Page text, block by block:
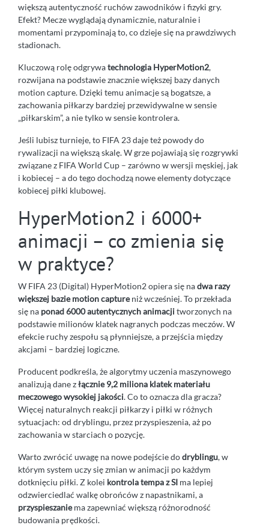
większą autentyczność ruchów zawodników i fizyki gry.
Efekt? Mecze wyglądają dynamicznie, naturalnie i
momentami przypominają to, co dzieje się na prawdziwych
stadionach.
Kluczową rolę odgrywatechnologia HyperMotion2,
rozwijana na podstawie znacznie większej bazy danych
motion capture. Dzięki temu animacje są bogatsze, a
zachowania piłkarzy bardziej przewidywalne w sensie
„piłkarskim”, a nie tylko w sensie kontrolera.
Jeśli lubisz turnieje, to FIFA 23 daje też powody do
rywalizacji na większą skalę. W grze pojawiają się rozgrywki
związane z FIFA World Cup – zarówno w wersji męskiej, jak
i kobiecej – a do tego dochodzą nowe elementy dotyczące
kobiecej piłki klubowej.
HyperMotion2 i 6000+
animacji – co zmienia się
w praktyce?
W FIFA 23 (Digital) HyperMotion2 opiera się nadwa razy
większej bazie motion captureniż wcześniej. To przekłada
się na ponad 6000 autentycznych animacjitworzonych na
podstawie milionów klatek nagranych podczas meczów. W
efekcie ruchy zespołu są płynniejsze, a przejścia między
akcjami – bardziej logiczne.
Producent podkreśla, że algorytmy uczenia maszynowego
analizują dane złącznie 9,2 miliona klatek materiału
meczowego wysokiej jakości. Co to oznacza dla gracza?
Więcej naturalnych reakcji piłkarzy i piłki w różnych
sytuacjach: od dryblingu, przez przyspieszenia, aż po
zachowania w starciach o pozycję.
Warto zwrócić uwagę na nowe podejście dodryblingu, w
którym system uczy się zmian w animacji po każdym
dotknięciu piłki. Z kolei kontrola tempa z SI ma lepiej
odzwierciedlać walkę obrońców z napastnikami, a
przyspieszaniema zapewniać większą różnorodność
budowania prędkości.